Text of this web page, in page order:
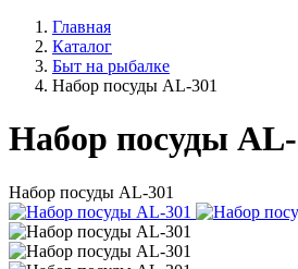
Главная
Каталог
Быт на рыбалке
Набор посуды AL-301
Набор посуды
Набор посуды AL-301